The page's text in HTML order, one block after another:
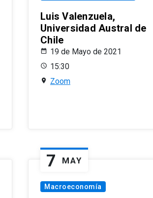
Luis Valenzuela,
Universidad Austral de
Chile
19 de Mayo de 2021
15:30
Zoom
7 MAY
Macroeconomía